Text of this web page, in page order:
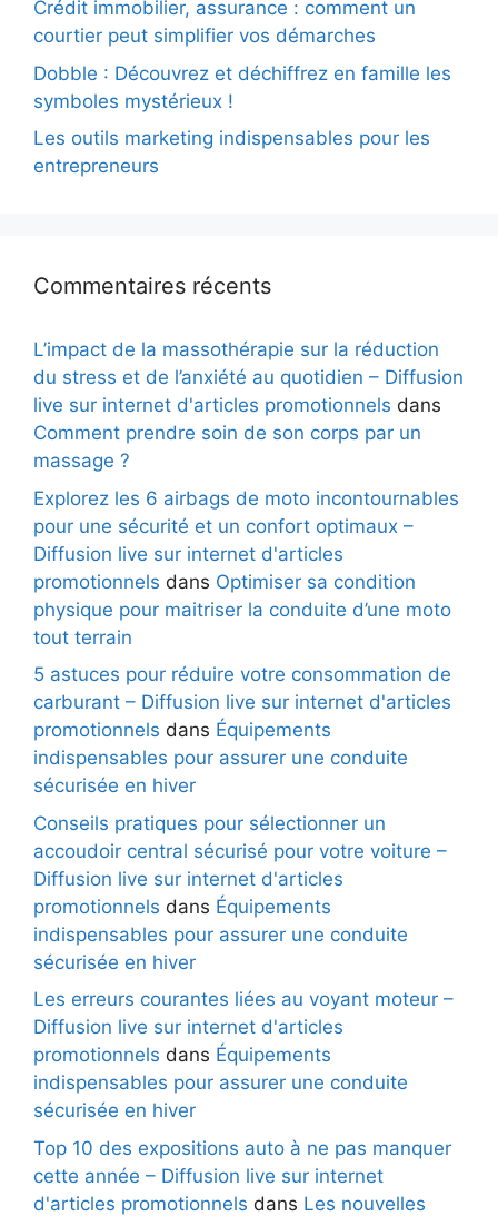
Crédit immobilier, assurance : comment un
courtier peut simplifier vos démarches
Dobble : Découvrez et déchiffrez en famille les
symboles mystérieux !
Les outils marketing indispensables pour les
entrepreneurs
Commentaires récents
L’impact de la massothérapie sur la réduction
du stress et de l’anxiété au quotidien – Diffusion
live sur internet d'articles promotionnels dans
Comment prendre soin de son corps par un
massage ?
Explorez les 6 airbags de moto incontournables
pour une sécurité et un confort optimaux –
Diffusion live sur internet d'articles
promotionnels dans Optimiser sa condition
physique pour maitriser la conduite d’une moto
tout terrain
5 astuces pour réduire votre consommation de
carburant – Diffusion live sur internet d'articles
promotionnels dans Équipements
indispensables pour assurer une conduite
sécurisée en hiver
Conseils pratiques pour sélectionner un
accoudoir central sécurisé pour votre voiture –
Diffusion live sur internet d'articles
promotionnels dans Équipements
indispensables pour assurer une conduite
sécurisée en hiver
Les erreurs courantes liées au voyant moteur –
Diffusion live sur internet d'articles
promotionnels dans Équipements
indispensables pour assurer une conduite
sécurisée en hiver
Top 10 des expositions auto à ne pas manquer
cette année – Diffusion live sur internet
d'articles promotionnels dans Les nouvelles